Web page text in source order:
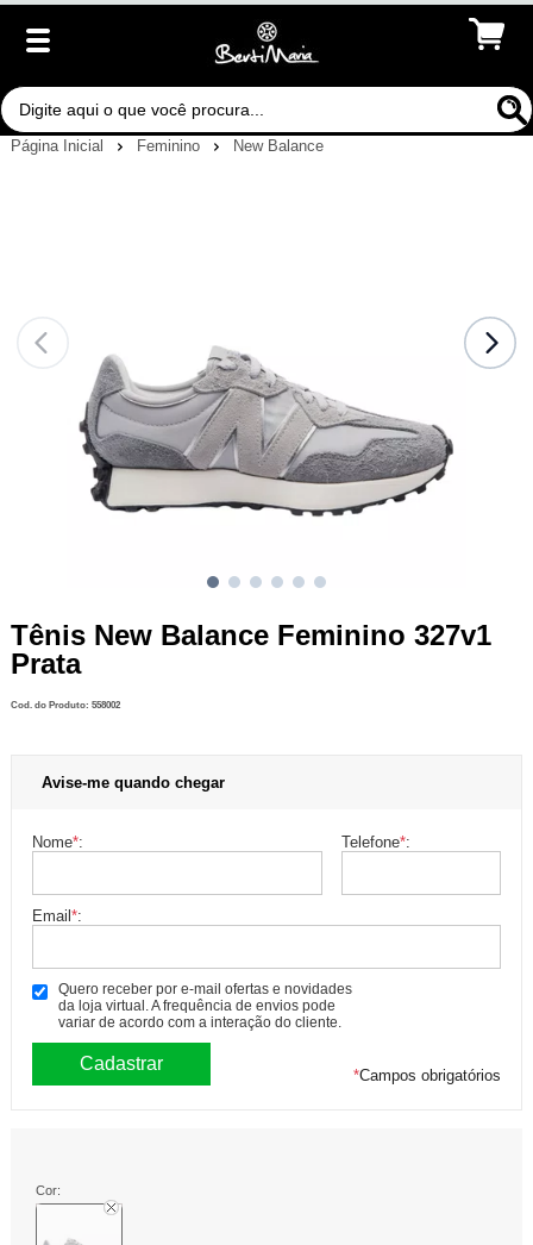
Página Inicial Feminino New Balance
Tênis New Balance Feminino 327v1
Prata
Cod. do Produto: 558002
Avise-me quando chegar
Nome*: Telefone*:
Email*:
Quero receber por e-mail ofertas e novidades
da loja virtual. A frequência de envios pode
variar de acordo com a interação do cliente.
*Campos obrigatórios
Cor: